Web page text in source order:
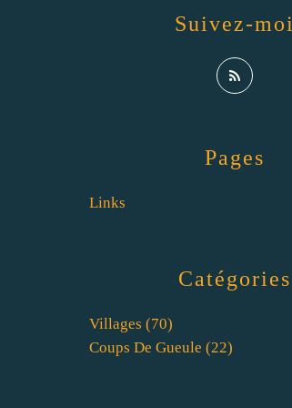
Catégories
Villages (70)
Coups De Gueule (22)
Pages
Links
Suivez-moi